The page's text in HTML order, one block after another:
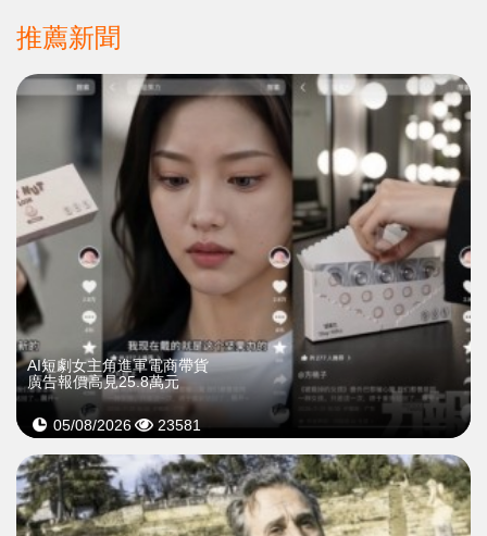
推薦新聞
AI短劇女主角進軍電商帶貨
廣告報價高見25.8萬元
05/08/2026 23581